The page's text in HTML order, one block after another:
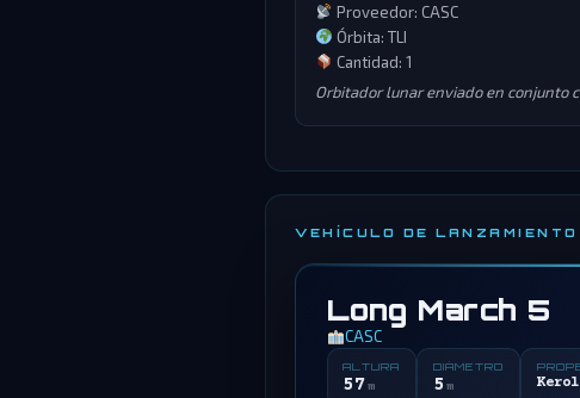
Proveedor: CASC
Órbita: TLI
Cantidad: 1
Orbitador lunar enviado en conjunto
VEHÍCULO DE LANZAMIENTO
Long March 5
CASC
ALTURA
57 m
DIÁMETRO
5 m